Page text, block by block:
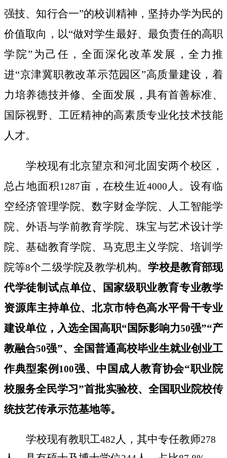
强技、知行合一”的校训精神，坚持办学为民的
价值取向，以“做对学生最好、最负责任的高职
学院”为己任，全面深化改革发展，全力推
进“京津冀职教改革示范园区”高质量建设， 着
力培养德技并修、全面发展，具有首善标准、
国际视野、工匠精神的高素质专业化技术技能
人才。
学校现有北京望京和河北固安两个校区，
总占地面积1287亩，在校生近4000 人。设有临
空经济管理学院、数字财金学院、人工智能学
院、外语与学前教育学院、珠宝与艺术设计学
院、基础教育学院、马克思主义学院、培训学
院等8个二级学院及教学机构。学校是教育部现
代学徒制试点单位、国家级职业教育专业教学
资源库主持单位、北京市特色高水平骨干专业
建设单位，入选全国高职“国际影响力50强”“产
教融合50强”、 全国普通高校毕业生就业创业工
作典型案例 100强、中国成人教育协会“职业院
校服务全民学习”首批实验校、全国职业院校传
统技艺传承示范基地等。
学校现有教职工482 人，其中专任教师278